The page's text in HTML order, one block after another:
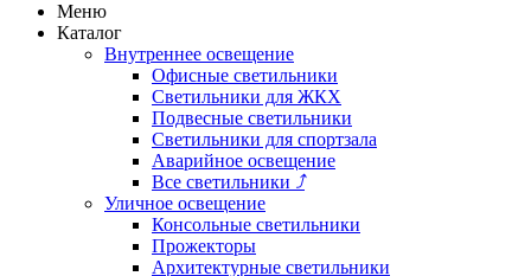
Меню
Каталог
Внутреннее освещение
Офисные светильники
Светильники для ЖКХ
Подвесные светильники
Светильники для спортзала
Аварийное освещение
Все светильники ⤴
Уличное освещение
Консольные светильники
Прожекторы
Архитектурные светильники